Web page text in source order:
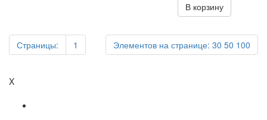
В корзину
Элементов на странице: 30 50 100
Страницы: 1
X